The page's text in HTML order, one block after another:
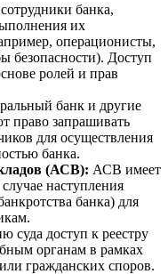
банка,
их
операционисты,
безопасности). Доступ
ролей и прав
банк и другие
право запрашивать
для осуществления
банка.
(АСВ): АСВ имеет
наступления
банка) для
суда доступ к реестру
органам в рамках
гражданских споров.